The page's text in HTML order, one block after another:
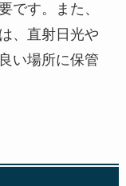
です。また、
、直射日光や
い場所に保管